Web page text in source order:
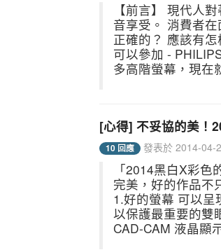
【前言】 現代人
音享受。 消費者
正確的？ 應該有
可以參加 -
多高階螢幕，現在
[心得] 不妥協的美！
10 回應 發表於 2014-04-
「2014黑白X彩
完美，好的作品不
1.好的螢幕 可以
以保護最重要的雙
CAD-CAM 液晶顯